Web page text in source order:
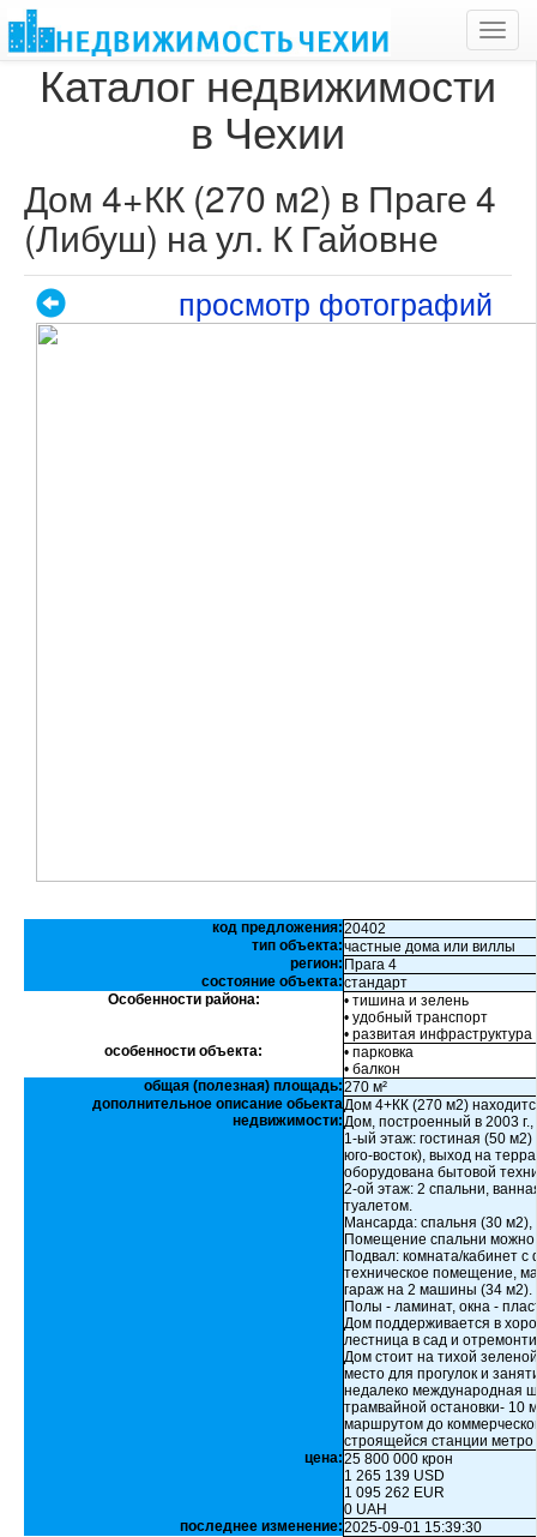
Каталог недвижимости
в Чехии
Дом 4+КК (270 м2) в Праге 4
(Либуш) на ул. К Гайовне
просмотр фотографий
код предложения:20402
тип объекта:частные дома или виллы
регион: Прага 4
состояние объекта:стандарт
Особенности района:
• тишина и зелень
• удобный транспорт
• развитая инфраструктура
особенности объекта:
• парковка
• балкон
общая (полезная) площадь:270 м²
дополнительное описание обьекта
недвижимости:
Дом 4+КК (270 м2)
Дом, построенный в 2003
1-ый этаж: гостиная (50
юго-восток), выход на
оборудована бытовой
2-ой этаж: 2 спальни,
туалетом.
Мансарда: спальня (30
Помещение спальни можно
Подвал: комната/кабинет
техническое помещение,
гараж на 2 машины (34 м2).
Полы - ламинат, окна -
Дом поддерживается в
лестница в сад и
Дом стоит на тихой
место для прогулок и
недалеко международная
трамвайной остановки- 10
маршрутом до
строящейся станции
цена:25 800 000 крон
1 265 139 USD
1 095 262 EUR
0 UAH
последнее изменение:2025-09-01 15:39:30